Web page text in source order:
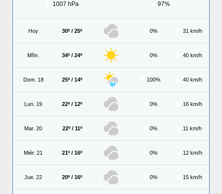
1007 hPa 97%
Hoy 30º / 25º 0% 31 km/h
Mñn. 34º / 24º 0% 40 km/h
Dom. 18 25º / 14º 100% 40 km/h
Lun. 19 22º / 12º 0% 16 km/h
Mar. 20 22º / 11º 0% 11 km/h
Miér. 21 21º / 16º 0% 12 km/h
Jue. 22 20º / 16º 0% 15 km/h